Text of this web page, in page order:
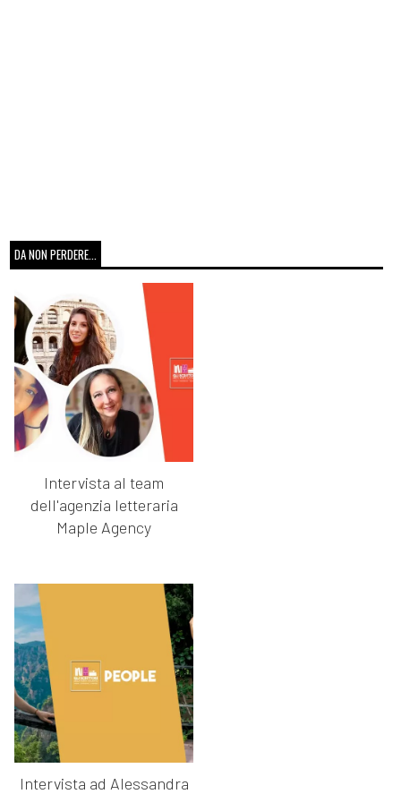
DA NON PERDERE...
Intervista al team
dell'agenzia letteraria
Maple Agency
Intervista ad Alessandra